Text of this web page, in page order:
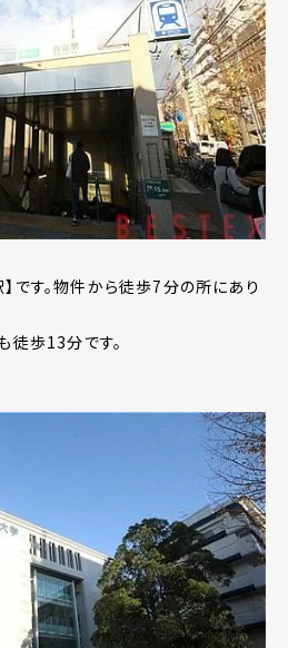
です。物件から徒歩7分の所にあり
徒歩13分です。